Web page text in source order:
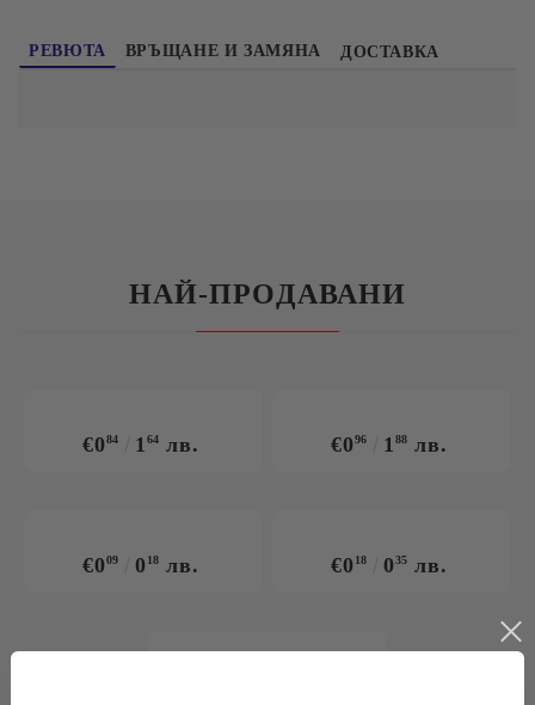
РЕВЮТА ВРЪЩАНЕ И ЗАМЯНА ДОСТАВКА
НАЙ-ПРОДАВАНИ
€084 164 лв. €096 188 лв.
€009 018 лв. €018 035 лв.